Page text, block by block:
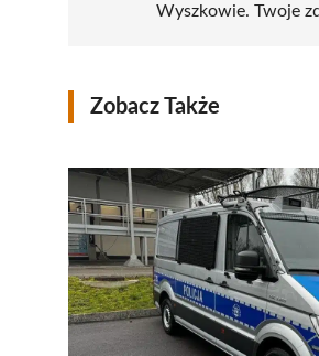
Wyszkowie. Twoje
Zobacz Także